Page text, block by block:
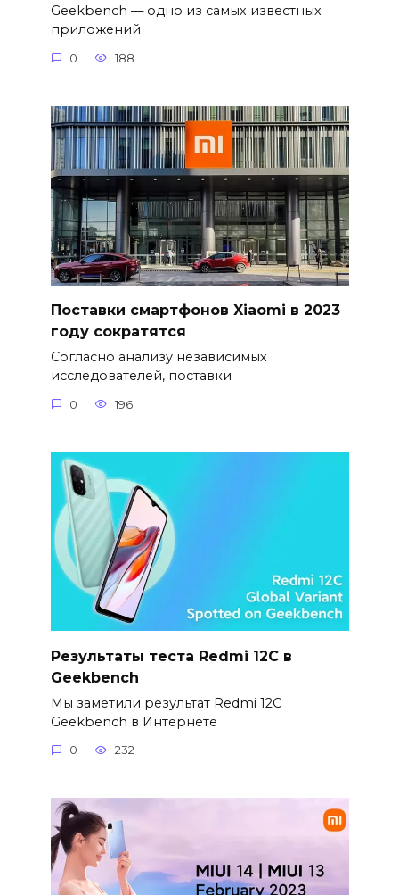
Geekbench — одно из самых известных
приложений
0 188
Поставки смартфонов Xiaomi в 2023
году сократятся
Согласно анализу независимых
исследователей, поставки
0 196
Результаты теста Redmi 12C в
Geekbench
Мы заметили результат Redmi 12C
Geekbench в Интернете
0 232